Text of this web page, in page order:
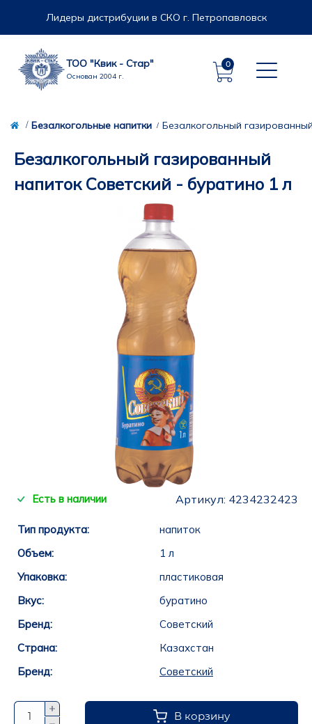
Лидеры дистрибуции в СКО г. Петропавловск
ТОО "Квик - Стар"
Основан 2004 г.
0
Безалкогольные напитки Безалкогольный
Безалкогольный газированный
напиток Советский - буратино 1 л
Есть в наличии Артикул: 4234232423
Тип продукта:
напиток
Объем:
1 л
Упаковка:
пластиковая
Вкус:
буратино
Бренд:
Советский
Страна:
Казахстан
Бренд:
Советский
В корзину